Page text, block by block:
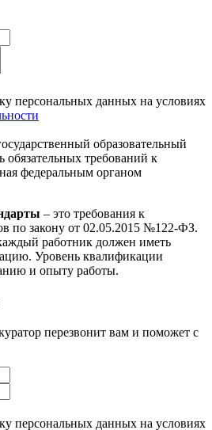
персональных данных на условиях
образовательный
обязательных требований к
федеральным органом
– это требования к
по закону от 02.05.2015 №122-ФЗ.
работник должен иметь
Уровень квалификации
и опыту работы.
перезвонит вам и поможет с
персональных данных на условиях